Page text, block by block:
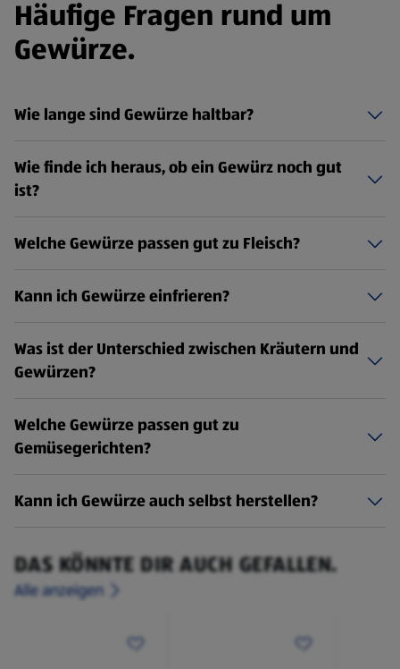
Häufige Fragen rund um
Gewürze.
Wie lange sind Gewürze haltbar?
Wie finde ich heraus, ob ein Gewürz noch gut
ist?
Welche Gewürze passen gut zu Fleisch?
Kann ich Gewürze einfrieren?
Was ist der Unterschied zwischen Kräutern und
Gewürzen?
Welche Gewürze passen gut zu
Gemüsegerichten?
Kann ich Gewürze auch selbst herstellen?
DAS KÖNNTE DIR AUCH GEFALLEN.
Alle anzeigen